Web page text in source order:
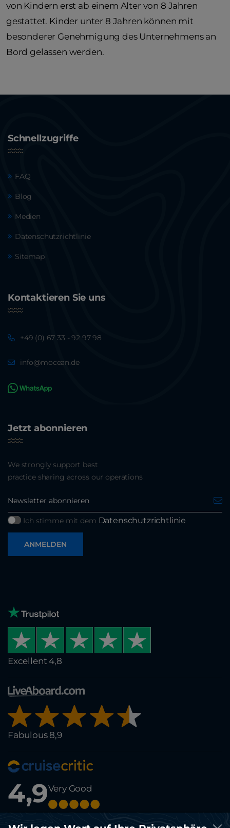
von Kindern erst ab einem Alter von 8 Jahren
gestattet. Kinder unter 8 Jahren können mit
besonderer Genehmigung des Unternehmens an
Bord gelassen werden.
Schnellzugriffe
FAQ
Blog
Medien
Datenschutzrichtlinie
Sitemap
Kontaktieren Sie uns
+49 (0) 67 33 - 92 97 98
info@mocean.de
Jetzt abonnieren
We strongly support best
practice sharing across our operations
Ich stimme mit dem Datenschutzrichtlinie
ANMELDEN
Excellent 4,8
Fabulous 8,9
4,9Very Good